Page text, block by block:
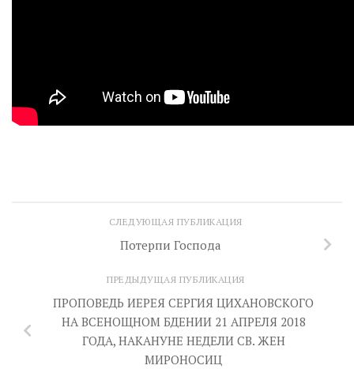
СЛЕДУЮЩАЯ ПУБЛИКАЦИЯ
Потерпи Господа
ПРЕДЫДУЩАЯ ПУБЛИКАЦИЯ
ПРОПОВЕДЬ ИЕРЕЯ СЕРГИЯ ЦИХАНОВСКОГО
НА ВСЕНОЩНОМ БДЕНИИ 21 АПРЕЛЯ 2018
ГОДА, НАКАНУНЕ НЕДЕЛИ СВ. ЖЕН
МИРОНОСИЦ